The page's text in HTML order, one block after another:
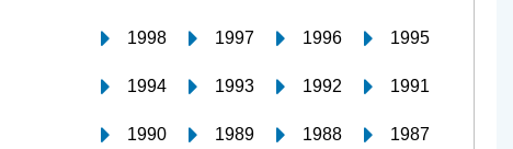
1998 1997 1996 1995
1994 1993 1992 1991
1990 1989 1988 1987